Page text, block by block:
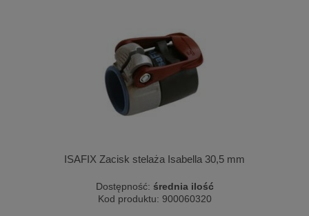
ISAFIX Zacisk stelaża Isabella 30,5 mm
Dostępność: średnia ilość
Kod produktu: 900060320